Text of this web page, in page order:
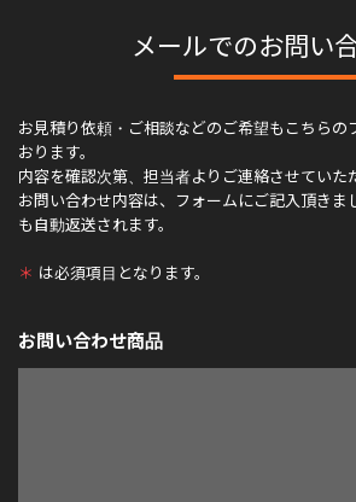
メールでのお問い
お見積り依頼・ご相談などのご希望もこちらの
おります。
内容を確認次第、担当者よりご連絡させていた
お問い合わせ内容は、フォームにご記入頂きま
も自動返送されます。
＊ は必須項目となります。
お問い合わせ商品